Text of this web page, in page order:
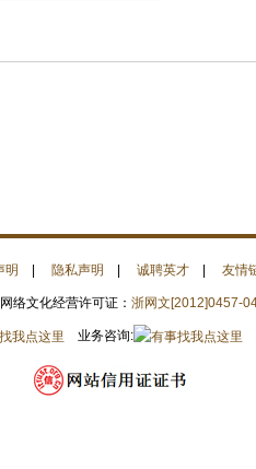
明 隐私声明 诚聘英才 友情
文化经营许可证： 浙网文[2012]0457-
业务咨询: